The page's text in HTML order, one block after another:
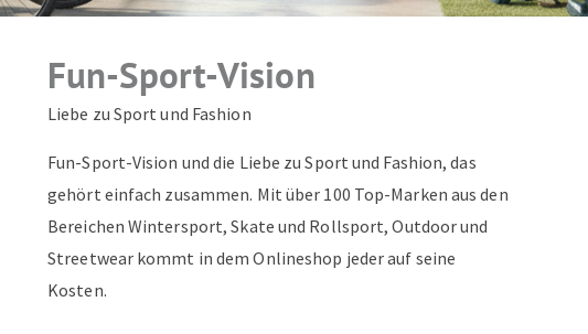
Fun-Sport-Vision
Liebe zu Sport und Fashion
Fun-Sport-Vision und die Liebe zu Sport und Fashion, das
gehört einfach zusammen. Mit über 100 Top-Marken aus den
Bereichen Wintersport, Skate und Rollsport, Outdoor und
Streetwear kommt in dem Onlineshop jeder auf seine
Kosten.